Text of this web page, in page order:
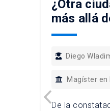
¿Otra
más allá
Diego
Magíster en
De la